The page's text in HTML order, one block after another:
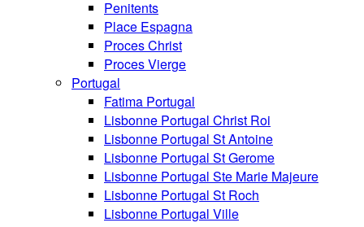
Penitents
Place Espagna
Proces Christ
Proces Vierge
Portugal
Fatima Portugal
Lisbonne Portugal Christ Roi
Lisbonne Portugal St Antoine
Lisbonne Portugal St Gerome
Lisbonne Portugal Ste Marie Majeure
Lisbonne Portugal St Roch
Lisbonne Portugal Ville